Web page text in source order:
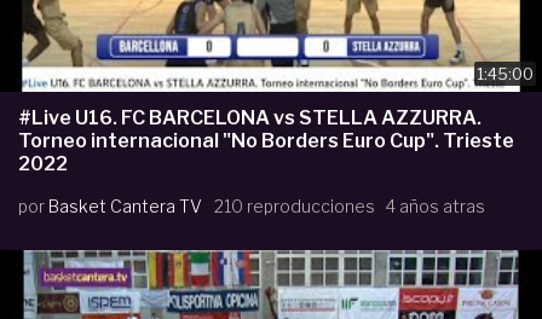
1:45:00
#Live U16. FC BARCELONA vs STELLA AZZURRA.
Torneo internacional "No Borders Euro Cup". Trieste
2022
por Basket Cantera TV 210 reproducciones 4 años atras